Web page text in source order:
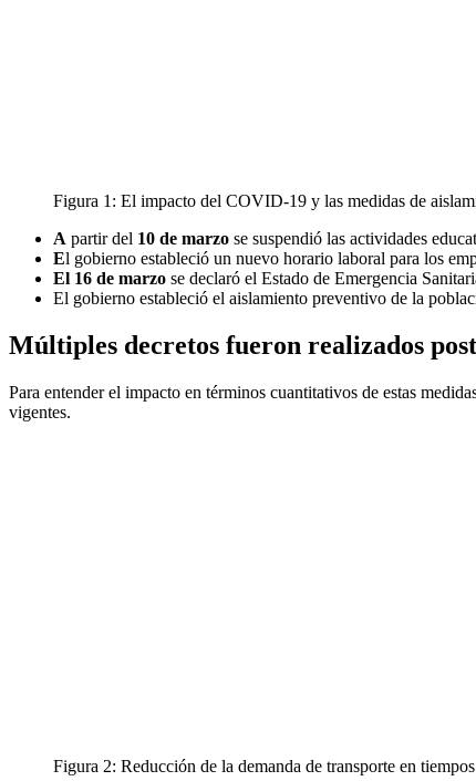
Figura 1: El impacto del COVID-19 y las medidas de
A partir del 10 de marzo se suspendió las actividades
El gobierno estableció un nuevo horario laboral para los
El 16 de marzo se declaró el Estado de Emergencia
El gobierno estableció el aislamiento preventivo de la
Múltiples decretos fueron realizados
Para entender el impacto en términos cuantitativos de estas
vigentes.
Figura 2: Reducción de la demanda de transporte en